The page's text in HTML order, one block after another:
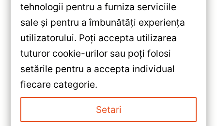
«Navigatie Auto Teyes CC3
Hyundai i10 2019-2023
6+128GB 9″ QLED Octa-core
1.8Ghz, Android 4G Bluetooth
5.1 DSP — Recenzie Detaliată,
Testare & Recomandări
Navigație Auto CC3 2K 360°
pentru Nissan Patrol Y62 —
Teyes Recenzie Detaliată,
tehnologii pentru a furniza serviciile
sale și pentru a îmbunătăți experiența
utilizatorului. Poți accepta utilizarea
tuturor cookie-urilor sau poți folosi
setările pentru a accepta individual
fiecare categorie.
Setari